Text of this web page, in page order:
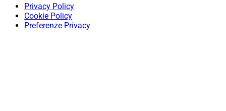
Privacy Policy
Cookie Policy
Preferenze Privacy